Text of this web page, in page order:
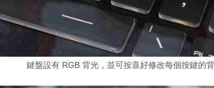
鍵盤設有 RGB 背光，並可按喜好修改每個按鍵的背